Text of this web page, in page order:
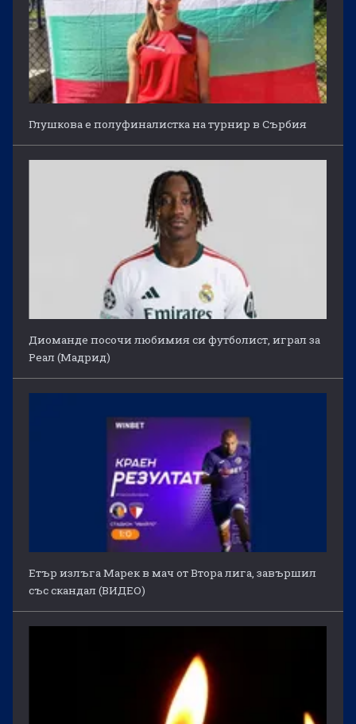
Глушкова е полуфиналистка на турнир в Сърбия
Диоманде посочи любимия си футболист, играл за
Реал (Мадрид)
Етър излъга Марек в мач от Втора лига, завършил
със скандал (ВИДЕО)